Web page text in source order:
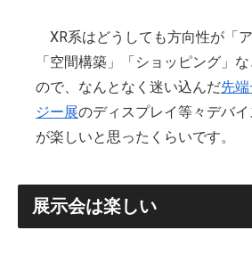
XR系はどうしても方向性が「
「空間構築」「ショッピング」
ので、なんとなく迷い込んだ先
ジー展のディスプレイ等々デバ
が楽しいと思ったくらいです。
展示会は楽しい